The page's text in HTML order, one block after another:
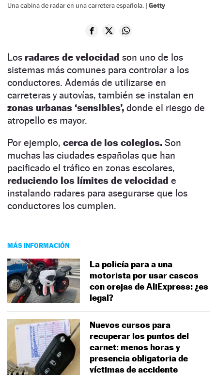
Una cabina de radar en una carretera española. | Getty
Los radares de velocidad son uno de los
sistemas más comunes para controlar a los
conductores. Además de utilizarse en
carreteras y autovías, también se instalan en
zonas urbanas ‘sensibles’, donde el riesgo de
atropello es mayor.
Por ejemplo, cerca de los colegios. Son
muchas las ciudades españolas que han
pacificado el tráfico en zonas escolares,
reduciendo los límites de velocidad e
instalando radares para asegurarse que los
conductores los cumplen.
MÁS INFORMACIÓN
La policía para a una
motorista por usar cascos
con orejas de AliExpress: ¿es
legal?
Nuevos cursos para
recuperar los puntos del
carnet: menos horas y
presencia obligatoria de
víctimas de accidente